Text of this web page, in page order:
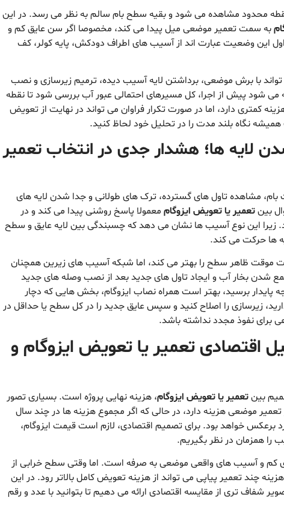
محدود مشاهده می شود و بقیه سطح بام سالم به نظر می رسد. در این
به سمت تعمیر موضعی میل پیدا می کند، مخصوصا اگر سن عایق کم و
این وضعیت عبارت اند از آسیب های اطراف دودکش، پایه کولر، کف
با برش موضعی، برداشتن لایه آسیب دیده، ترمیم زیرسازی و نصب
می شود پیش از اجرا، کل مسیرهای احتمالی عبور آب بررسی شود تا نقطه
کمتری دارد، اما در صورت تکرار فراوان می تواند در نهایت از تعویض
همیشه نگاه بلند مدت را در تحلیل خود لحاظ کنید.
لایه ها؛ هشدار جدی در انتخاب تعمیر
بام، مشاهده تاول های گسترده، ترک های طولانی و جدا شدن لایه های
بینتعمیر یا تعویض ایزوگام معمولا پاسخ روشنی پیدا می کند و در
این نوع آسیب ها نشان می دهد که چسبندگی بین لایه عایق و سطح
ها حرکت می کند.
ظاهر سطح را بهتر می کند، اما شبکه آسیب های زیرین همچنان
شدن بخار آب و ایجاد تاول های جدید بعد از نصب وصله های جدید
پایدار برسید، بهتر است همراه نصاب ایزوگام، بخش هایی که دچار
زیرسازی را اصلاح کنید و سپس عایق جدید را در کل سطح یا حداقل در
برای نفوذ مجدد نداشته باشد.
اقتصادی تعمیر یا تعویض ایزوگام و
بینتعمیر یا تعویض ایزوگام، هزینه نهایی پروژه است. بسیاری تصور
موضعی هزینه دارد، در حالی که اگر مجموع هزینه ها در چند سال
برعکس خواهد بود. برای تصمیم اقتصادی، لازم است قیمت ایزوگام،
را همزمان در نظر بگیریم.
کم و آسیب های واقعی موضعی به صرفه است. اما وقتی سطح خرابی از
تعمیر پیاپی می تواند از هزینه تعویض کامل بالاتر رود. در این
شفاف تری از مقایسه اقتصادی ارائه می دهیم تا بتوانید با عدد و رقم